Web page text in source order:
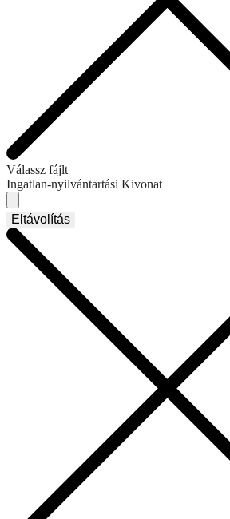
Válassz fájlt
Ingatlan-nyilvántartási Kivonat
Eltávolítás